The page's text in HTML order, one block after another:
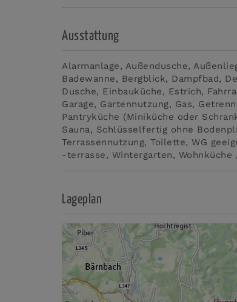
Ausstattung
Alarmanlage Außendusche
Badewanne
Bergblick Dampfbad
Dusche
Einbauküche Estrich
Garage
Gartennutzung Gas
Pantryküche (Miniküche oder
Sauna
Schlüsselfertig ohne
Terrassennutzung Toilette WG
-terrasse
Wintergarten
Lageplan